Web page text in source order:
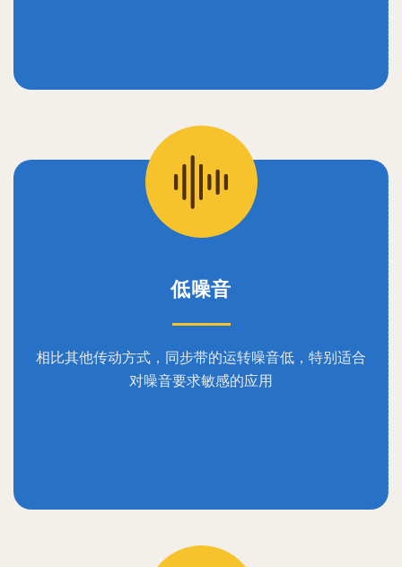
低噪音
相比其他传动方式，同步带的运转噪音低，特别适合
对噪音要求敏感的应用